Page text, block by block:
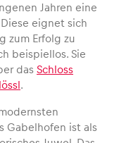
Jahren eine
eignet sich
zum Erfolg zu
beispiellos. Sie
das Schloss
.
Gabelhofen ist als